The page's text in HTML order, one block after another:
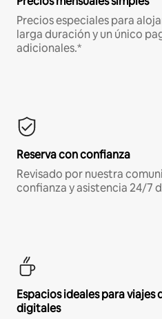
Precios especiales para
larga duración y un único
adicionales.*
Reserva con confianza
Revisado por nuestra
confianza y asistencia 24/7
Espacios ideales para
digitales